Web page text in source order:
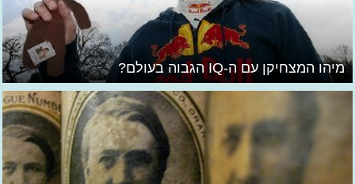
מיהו המצחיקן עם ה-IQ הגבוה בעולם?